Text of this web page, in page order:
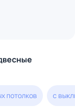
потолков с